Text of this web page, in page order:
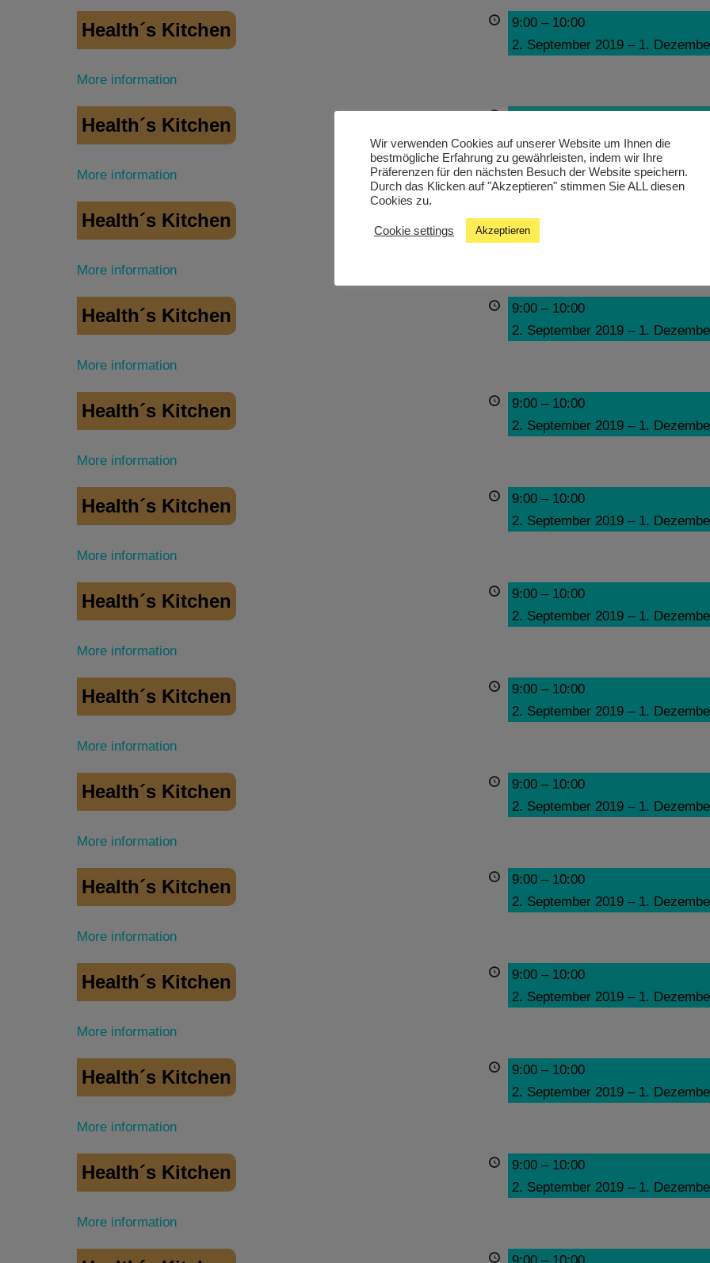
Health´s Kitchen 9:00 – 10:00
2. September 2019 – 1.
More information
Health´s Kitchen
2. September 2019 –1.
More information
Health´s Kitchen
2. September 2019
1.
More information
Health´s Kitchen 9:00 – 10:00
2. September 2019 – 1.
More information
Health´s Kitchen 9:00 – 10:00
2. September 2019 – 1.
More information
Health´s Kitchen 9:00 – 10:00
2. September 2019 – 1.
More information
Health´s Kitchen 9:00 – 10:00
2. September 2019 – 1.
More information
Health´s Kitchen 9:00 – 10:00
2. September 2019 – 1.
More information
Health´s Kitchen 9:00 – 10:00
2. September 2019 – 1.
More information
Health´s Kitchen 9:00 – 10:00
2. September 2019 – 1.
More information
Health´s Kitchen 9:00 – 10:00
2. September 2019 – 1.
More information
Health´s Kitchen 9:00 – 10:00
2. September 2019 – 1.
More information
Health´s Kitchen 9:00 – 10:00
2. September 2019 – 1.
More information
Wir verwenden Cookies auf unserer Website um Ihnen die
bestmögliche Erfahrung zu gewährleisten, indem wir Ihre
Präferenzen für den nächsten Besuch der Website speichern.
Durch das Klicken auf "Akzeptieren" stimmen Sie ALL diesen
Cookies zu.
Cookie settings Akzeptieren